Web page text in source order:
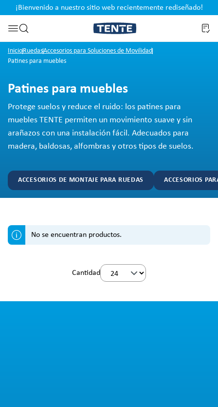
Saltar a la búsqueda
¡Bienvenido a nuestro sitio web recientemente rediseñado!
InicioRuedasAccesorios para Soluciones de Movilidad
Patines para muebles
Patines para muebles
Protege suelos y reduce el ruido: los patines para
muebles TENTE permiten un movimiento suave y sin
arañazos con una instalación fácil. Adecuados para
madera, baldosas, alfombras y otros tipos de suelos.
ACCESORIOS DE MONTAJE PARA RUEDAS ACCESORIOS
No se encuentran productos.
Cantidad